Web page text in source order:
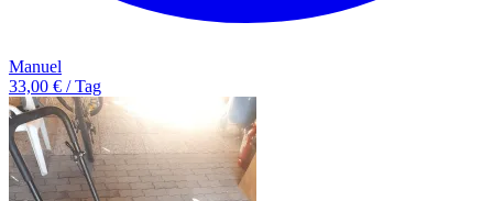
Manuel
33,00 € / Tag